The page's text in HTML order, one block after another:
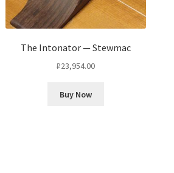
The Intonator — Stewmac
₽23,954.00
Buy Now